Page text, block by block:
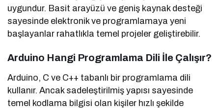
uygundur. Basit arayüzü ve geniş kaynak desteği
sayesinde elektronik ve programlamaya yeni
başlayanlar rahatlıkla temel projeler geliştirebilir.
Arduino Hangi Programlama Dili İle Çalışır?
Arduino, C ve C++ tabanlı bir programlama dili
kullanır. Ancak sadeleştirilmiş yapısı sayesinde
temel kodlama bilgisi olan kişiler hızlı şekilde